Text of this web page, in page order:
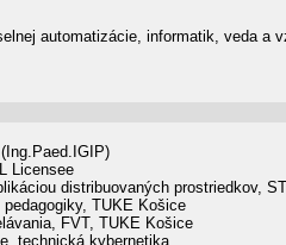
automatizácie, informatik, veda a
Licensee
distribuovaných prostriedkov,
TUKE Košice
FVT, TUKE Košice
technická kybernetika,